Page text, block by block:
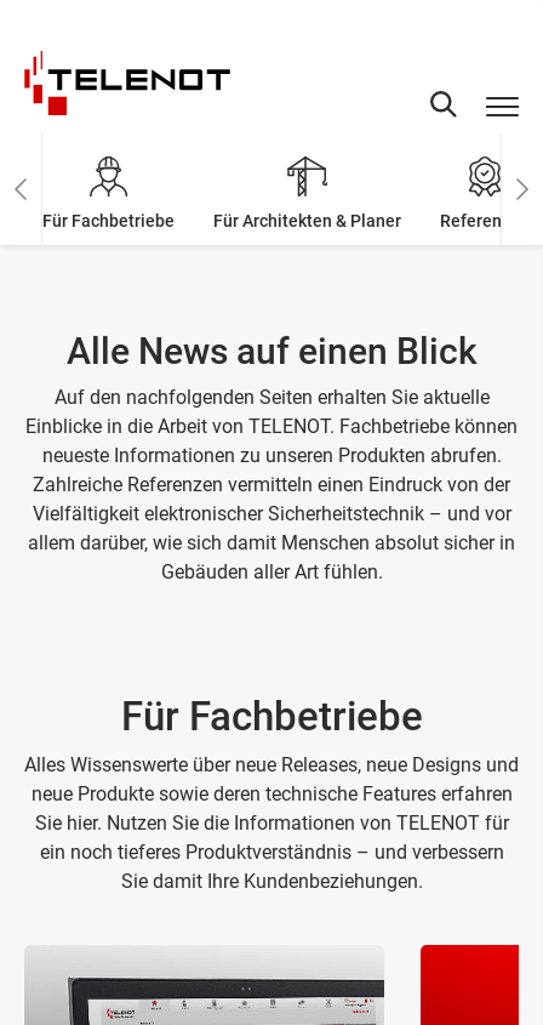
Für Fachbetriebe Für Architekten & Planer Referenzen
Alle News auf einen Blick
Auf den nachfolgenden Seiten erhalten Sie aktuelle
Einblicke in die Arbeit von TELENOT. Fachbetriebe können
neueste Informationen zu unseren Produkten abrufen.
Zahlreiche Referenzen vermitteln einen Eindruck von der
Vielfältigkeit elektronischer Sicherheitstechnik – und vor
allem darüber, wie sich damit Menschen absolut sicher in
Gebäuden aller Art fühlen.
Für Fachbetriebe
Alles Wissenswerte über neue Releases, neue Designs und
neue Produkte sowie deren technische Features erfahren
Sie hier. Nutzen Sie die Informationen von TELENOT für
ein noch tieferes Produktverständnis – und verbessern
Sie damit Ihre Kundenbeziehungen.